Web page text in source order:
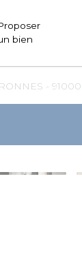
bien
- 91000